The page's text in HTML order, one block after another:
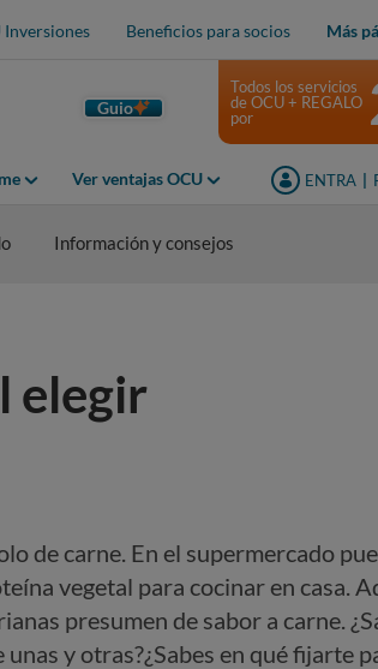
Inversiones Beneficios para socios Más
Guio
Ver ventajas OCU ENTRA
Todos los servicios
de OCU + REGALO
por
Información y consejos
elegir
de carne. En el supermercado
vegetal para cocinar en casa.
presumen de sabor a carne.
y otras?¿Sabes en qué fijarte